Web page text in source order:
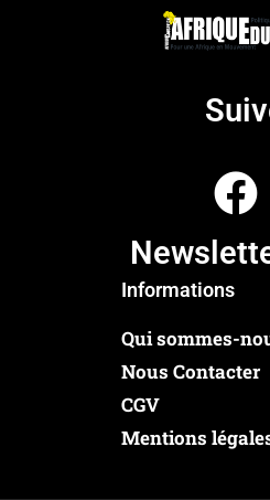
Informations
Qui sommes-
Nous Contacter
CGV
Mentions